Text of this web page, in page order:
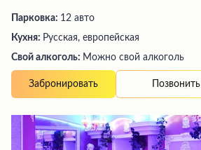
Парковка: 12 авто
Кухня: Русская, европейская
Свой алкоголь: Можно свой алкоголь
Забронировать Позвонить